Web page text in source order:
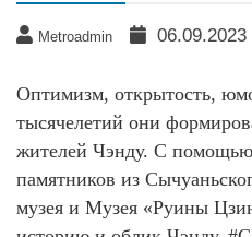
Metroadmin 06.09.2023
Оптимизм, открытость,
тысячелетий они
жителей Чэнду. С
памятников из
музея и Музея «Руины